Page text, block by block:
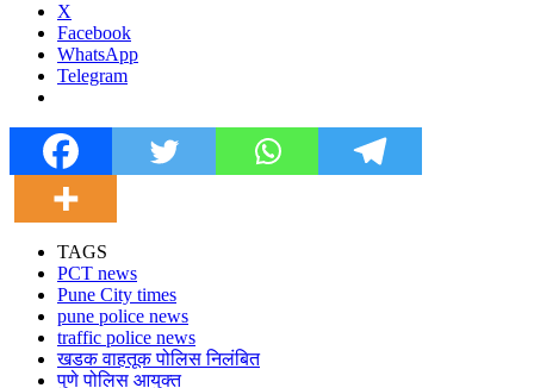
X
Facebook
WhatsApp
Telegram
TAGS
PCT news
Pune City times
pune police news
traffic police news
खडक वाहतूक पोलिस निलंबित
पुणे पोलिस आयुक्त